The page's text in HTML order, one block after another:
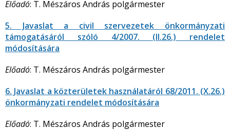
Előadó: T. Mészáros András polgármester
5. Javaslat a civil szervezetek önkormányzati
támogatásáról szóló 4/2007. (II.26.) rendelet
módosítására
Előadó: T. Mészáros András polgármester
6. Javaslat a közterületek használatáról 68/2011. (X.26.)
önkormányzati rendelet módosítására
Előadó: T. Mészáros András polgármester